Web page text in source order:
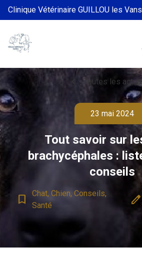
Clinique Vétérinaire GUILLOU les Vans
chevron_left Toutes les
23 mai 2024
Tout savoir sur
brachycéphales :
conseils
bookmark_border
Chat, Chien, Conseils,
Santé
edit